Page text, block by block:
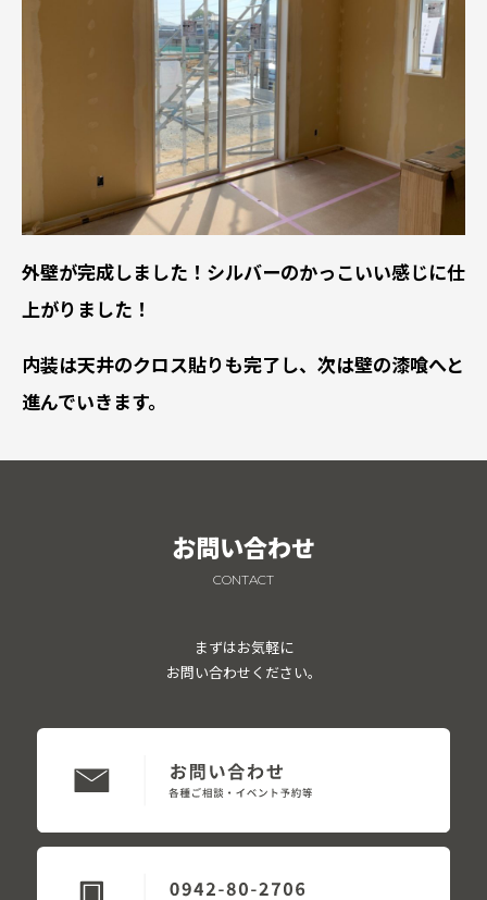
外壁が完成しました！シルバーのかっこいい感じに仕
上がりました！
内装は天井のクロス貼りも完了し、次は壁の漆喰へと
進んでいきます。
お問い合わせ
CONTACT
まずはお気軽に
お問い合わせください。